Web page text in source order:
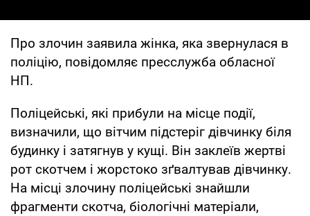
Про злочин заявила жінка, яка звернулася в
поліцію, повідомляє пресслужба обласної
НП.
Поліцейські, які прибули на місце події,
визначили, що вітчим підстеріг дівчинку біля
будинку і затягнув у кущі. Він заклеїв жертві
рот скотчем і жорстоко зґвалтував дівчинку.
На місці злочину поліцейські знайшли
фрагменти скотча, біологічні матеріали,